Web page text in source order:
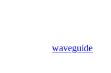
waveguide